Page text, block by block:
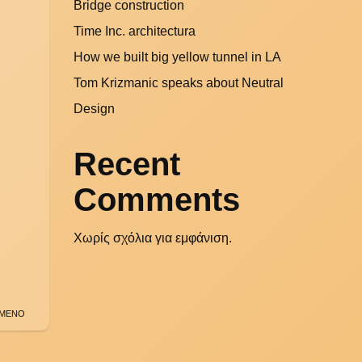
Bridge construction
Time Inc. architectura
How we built big yellow tunnel in LA
Tom Krizmanic speaks about Neutral
Design
Recent
Comments
Χωρίς σχόλια για εμφάνιση.